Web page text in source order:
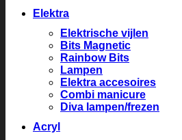
Elektra
Elektrische vijlen
Bits Magnetic
Rainbow Bits
Lampen
Elektra accesoires
Combi manicure
Diva lampen/frezen
Acryl